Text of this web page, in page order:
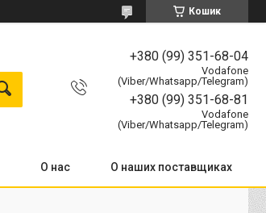
Кошик
+380 (99) 351-68-04
Vodafone
(Viber/Whatsapp/Telegram)
+380 (99) 351-68-81
Vodafone
(Viber/Whatsapp/Telegram)
О нас О наших поставщиках